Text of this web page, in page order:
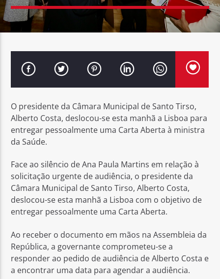
FAIXA ATUAL
VAMOS À FESTA
GRUPO STAKATO
Rádio No ar
O presidente da Câmara Municipal de Santo Tirso,
Alberto Costa, deslocou-se esta manhã a Lisboa para
entregar pessoalmente uma Carta Aberta à ministra
da Saúde.
Face ao silêncio de Ana Paula Martins em relação à
solicitação urgente de audiência, o presidente da
Câmara Municipal de Santo Tirso, Alberto Costa,
deslocou-se esta manhã a Lisboa com o objetivo de
entregar pessoalmente uma Carta Aberta.
Ao receber o documento em mãos na Assembleia da
República, a governante comprometeu-se a
responder ao pedido de audiência de Alberto Costa e
a encontrar uma data para agendar a audiência.